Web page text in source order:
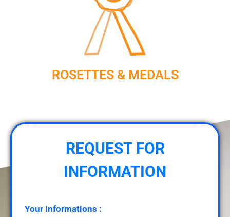
ROSETTES & MEDALS
REQUEST FOR
INFORMATION
Your informations :